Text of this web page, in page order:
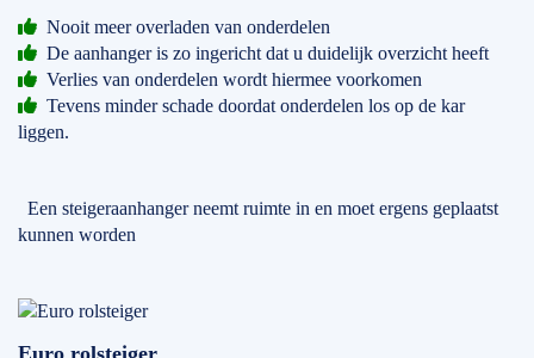
Nooit meer overladen van onderdelen
De aanhanger is zo ingericht dat u duidelijk overzicht heeft
Verlies van onderdelen wordt hiermee voorkomen
Tevens minder schade doordat onderdelen los op de kar
liggen.
Een steigeraanhanger neemt ruimte in en moet ergens geplaatst
kunnen worden
Euro rolsteiger